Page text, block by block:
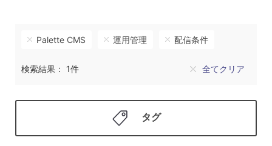
Palette CMS 運用管理 配信条件
検索結果： 1件 全てクリア
タグ